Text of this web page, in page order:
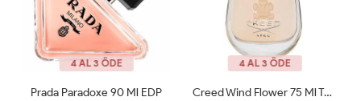
4 AL 3 ÖDE
Creed Wind Flower 75 Ml Tester
4 AL 3 ÖDE
Jean Poul La Belle Le Parfum Edp 100 ML Woman Tester